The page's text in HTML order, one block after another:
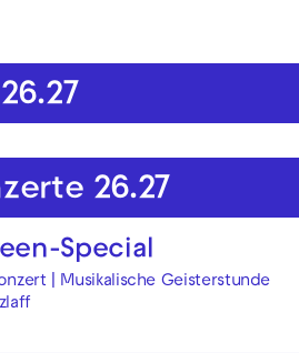
26.27
Special
| Musikalische Geisterstunde